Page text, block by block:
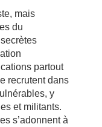
mais
du
partout
recrutent dans
y
et militants.
s’adonnent à